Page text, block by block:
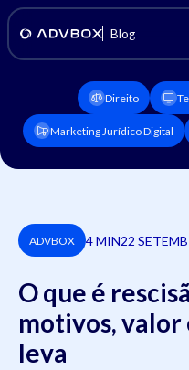
Blog
Direito
Marketing Jurídico Digital
ADVBOX 4 MIN22
O que é
motivos,
leva